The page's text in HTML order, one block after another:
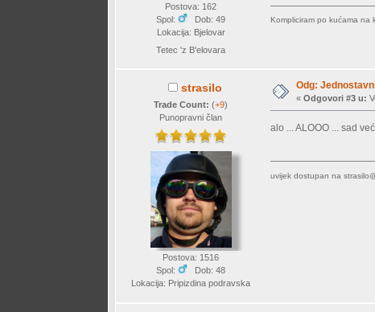
Postova: 162
Spol:
Dob: 49
Lokacija: Bjelovar
Tetec 'z B'elovara
Kompliciram po kućama na
strasilo
Trade Count:(+9)
Punopravni član
Postova: 1516
Spol:
Dob: 48
Lokacija: Pripizdina podravska
Odg:
«Odgovori #3 u:
alo ... ALOOO ... sad
uvijek dostupan na